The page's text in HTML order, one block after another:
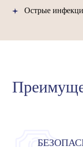
Острые